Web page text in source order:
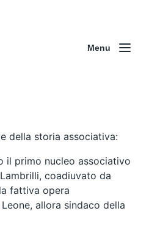
Menu
della storia associativa:
il primo nucleo associativo
coadiuvato da
fattiva opera
allora sindaco della